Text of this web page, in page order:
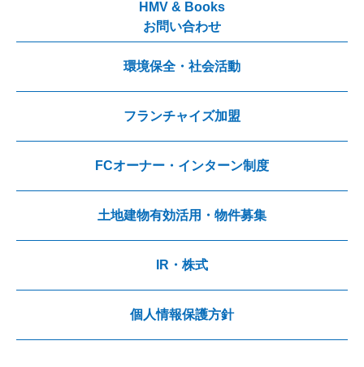
HMV & Books
お問い合わせ
環境保全・社会活動
フランチャイズ加盟
FCオーナー・インターン制度
土地建物有効活用・物件募集
IR・株式
個人情報保護方針